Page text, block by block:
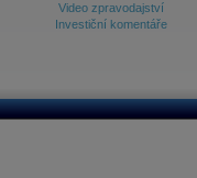
Video zpravodajství
Investiční komentáře